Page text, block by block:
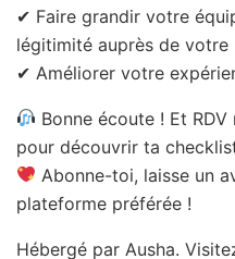
✔ Faire grandir votre
légitimité auprès de votre
✔ Améliorer votre
Bonne écoute ! Et
pour découvrir ta
Abonne-toi, laisse un
plateforme préférée !
Hébergé par Ausha.